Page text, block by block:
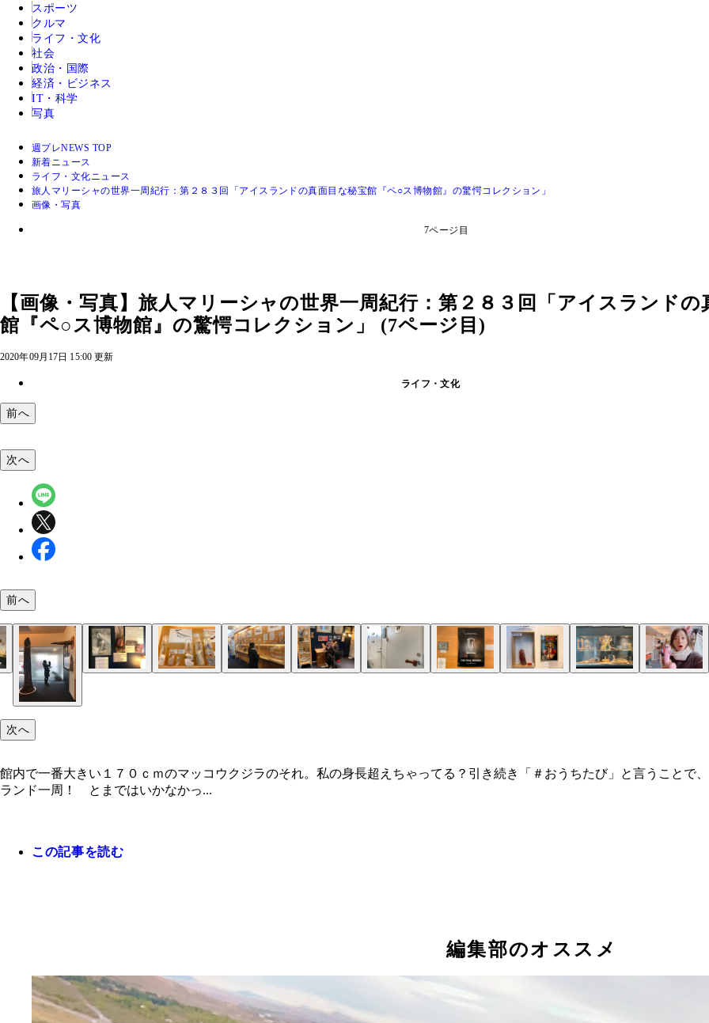
スポーツ
クルマ
ライフ・文化
社会
政治・国際
経済・ビジネス
IT・科学
写真
週プレNEWS TOP
新着ニュース
ライフ・文化ニュース
旅人マリーシャの世界一周紀行：第２８３回「アイスランドの真面目な秘宝館『ペ○ス博物館』の驚愕コレクション」
画像・写真
7ページ目
【画像・写真】旅人マリーシャの世界一周紀行：第２８３回「アイスランドの
館『ペ○ス博物館』の驚愕コレクション」 (7ページ目)
2020年09月17日 15:00 更新
ライフ・文化
前へ
次へ
前へ
次へ
館内で一番大きい１７０ｃｍのマッコウクジラのそれ。私の身長超えちゃってる？引き続き「＃おうちたび」と言うこと
ランド一周！ とまではいかなかっ...
この記事を読む
編集部のオススメ